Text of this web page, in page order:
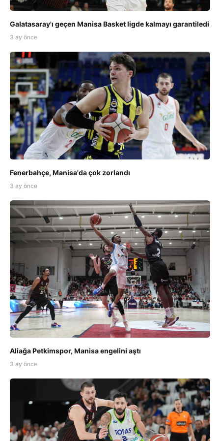
Galatasaray'ı geçen Manisa Basket ligde kalmayı garantiledi
3 ay önce
Fenerbahçe, Manisa'da çok zorlandı
3 ay önce
Aliağa Petkimspor, Manisa engelini aştı
3 ay önce